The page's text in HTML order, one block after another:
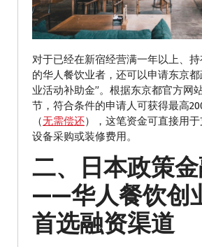
对于已经在新宿经营满一年以上、
的华人餐饮业者，还可以申请东京都
业活动补助金”。根据东京都官方网
节，符合条件的申请人可获得最高
（无需偿还），这笔资金可直接用于
设备采购或装修费用。
二、日本政策
——华人餐饮创
首选融资渠道